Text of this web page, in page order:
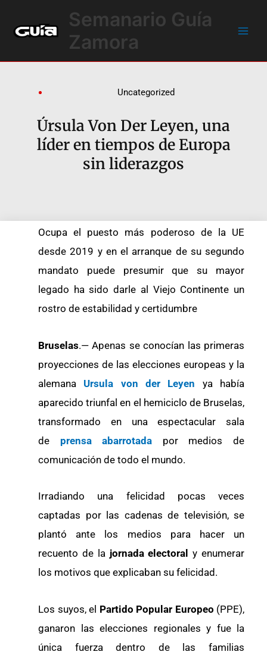
contenido
Semanario Guía
Zamora
Uncategorized
Úrsula Von Der Leyen, una
líder en tiempos de Europa
sin liderazgos
Ocupa el puesto más poderoso de la UE
desde 2019 y en el arranque de su segundo
mandato puede presumir que su mayor
legado ha sido darle al Viejo Continente un
rostro de estabilidad y certidumbre
Bruselas.— Apenas se conocían las primeras
proyecciones de las elecciones europeas y la
alemana Ursula von der Leyen ya había
aparecido triunfal en el hemiciclo de Bruselas,
transformado en una espectacular sala
de
prensa abarrotada por medios de
comunicación de todo el mundo.
Irradiando una felicidad pocas veces
captadas por las cadenas de televisión, se
plantó ante los medios para hacer un
recuento de la jornada electoral y enumerar
los motivos que explicaban su felicidad.
Los suyos, el Partido Popular Europeo (PPE),
ganaron las elecciones regionales y fue la
única fuerza dentro de las familias